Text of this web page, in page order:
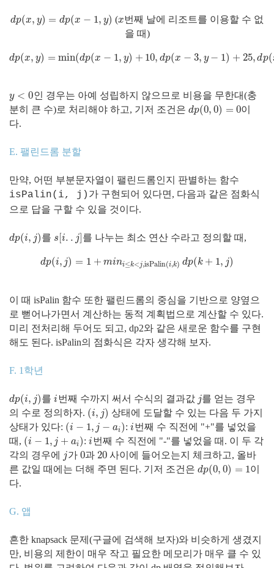
dp(x, y) = dp(x − 1, y)
dp(x,y )=d p( x−1,y) (x
x 번째 날에 리조트를 이용할 수 없
을 때)
dp(x, y) = min(dp(x − 1, y) + 10, dp(x − 3, y − 1) + 25, dp(
dp(x,y) =min(dp (x−1,y )+10,dp( x− 3,y− 1) +25,dp(x−
y < 0
y<0
인 경우는 아예 성립하지 않으므로 비용을 무한대(충
분히 큰 수)로 처리해야 하고, 기저 조건은 dp(0, 0) = 0
dp(0,0 )= 0
이
다.
E. 팰린드롬 분할
만약, 어떤 부분문자열이 팰린드롬인지 판별하는 함수
isPalin(i, j) 가 구현되어 있다면, 다음과 같은 점화식
으로 답을 구할 수 있을 것이다.
dp(i, j)
dp(i,j) 를 s [i. . j]
s[ i..j ] 를 나누는 최소 연산 수라고 정의할 때,
dp(i, j) = 1 + mini≤k<j,isPalin(i,k) dp(k + 1, j)
dp( ,j) =1 +mini≤k<j,isPalin(i,k)dp(k+1,j)
이 때 isPalin 함수 또한 팰린드롬의 중심을 기반으로 양옆으
로 뻗어나가면서 계산하는 동적 계획법으로 계산할 수 있다.
미리 전처리해 두어도 되고, dp2와 같은 새로운 함수를 구현
해도 된다. isPalin의 점화식은 각자 생각해 보자.
F. 1학년
dp(i, j)
dp(i,j) 를 i
i 번째 수까지 써서 수식의 결과값 j
j 를 얻는 경우
의 수로 정의하자. (i, j)
(i,j
상태에 도달할 수 있는 다음 두 가지
상태가 있다: (i − 1, j − ai)
(i− 1, −a i) :i
i 번째 수 직전에 "+"를 넣었을
때, (i − 1, j + ai)
(i− 1, +a i) :i
i 번째 수 직전에 "-"를 넣었을 때. 이 두 각
각의 경우에 j
j 가 0
0과 20
20 사이에 들어오는지 체크하고, 올바
른 값일 때에는 더해 주면 된다. 기저 조건은 dp(0, 0) = 1
dp(0,0 )= 1
이
다.
G. 앱
흔한 knapsack 문제(구글에 검색해 보자)와 비슷하게 생겼지
만, 비용의 제한이 매우 작고 필요한 메모리가 매우 클 수 있